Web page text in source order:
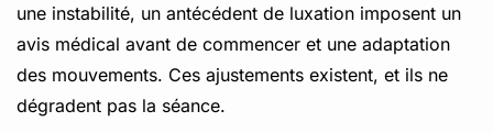
une instabilité, un antécédent de luxation imposent un
avis médical avant de commencer et une adaptation
des mouvements. Ces ajustements existent, et ils ne
dégradent pas la séance.